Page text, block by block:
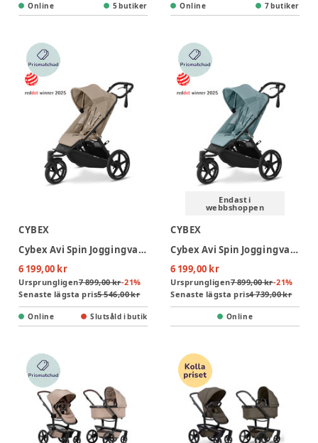
Online 5 butiker Online 7 butiker
CYBEX
Cybex Avi Spin Joggingvagn - Almond Beige
6 199,00 kr
Ursprungligen7 899,00 kr-21%
Senaste lägsta pris5 546,00 kr
Online Slutsåld i butik
Endast i
webbshoppen
CYBEX
Cybex Avi Spin Joggingvagn - Stormy Blue
6 199,00 kr
Ursprungligen7 899,00 kr-21%
Senaste lägsta pris4 739,00 kr
Online